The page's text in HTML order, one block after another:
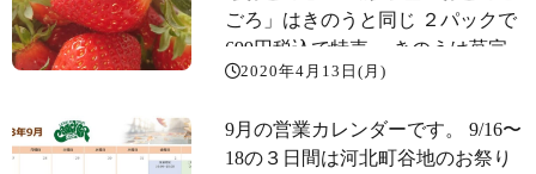
ますたくさん献げていただきまし
た。
ごろ」はきのうと同じ ２パックで
699円税込で️特売。 きのうは苺完
売でしたので、お店の苺はすべて
2020年4月13日(月)
9月の営業カレンダーです。 9/16〜
18の３日間は河北町谷地のお祭り